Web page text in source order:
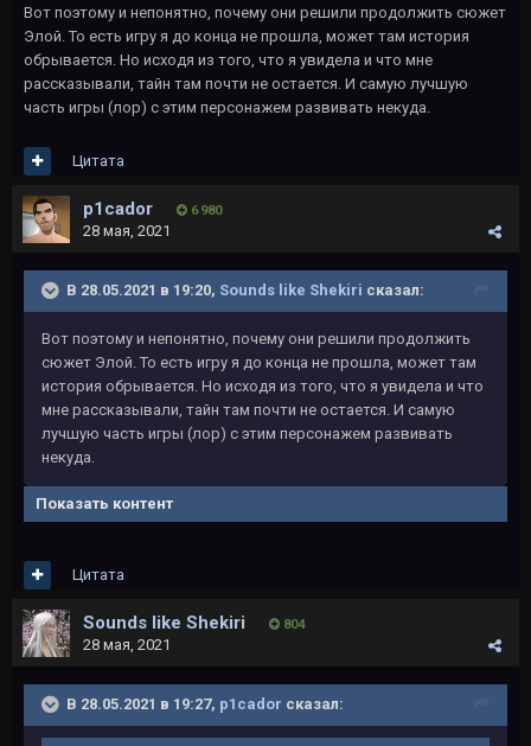
Вот поэтому и непонятно, почему они решили продолжить сюжет
Элой. То есть игру я до конца не прошла, может там история
обрывается. Но исходя из того, что я увидела и что мне
рассказывали, тайн там почти не остается. И самую лучшую
часть игры (лор) с этим персонажем развивать некуда.
Цитата
p1cador 6 980
28 мая, 2021
В 28.05.2021 в 19:20, Sounds like Shekiri сказал:
Вот поэтому и непонятно, почему они решили продолжить
сюжет Элой. То есть игру я до конца не прошла, может там
история обрывается. Но исходя из того, что я увидела и что
мне рассказывали, тайн там почти не остается. И самую
лучшую часть игры (лор) с этим персонажем развивать
некуда.
Показать контент
Цитата
Sounds like Shekiri 804
28 мая, 2021
В 28.05.2021 в 19:27, p1cador сказал: